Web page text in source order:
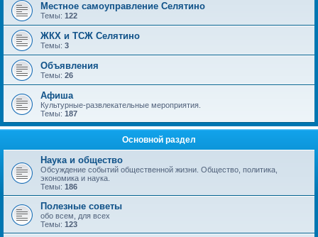
Местное самоуправление Селятино
Темы: 122
ЖКХ и ТСЖ Селятино
Темы: 3
Объявления
Темы: 26
Афиша
Культурные-развлекательные мероприятия.
Темы: 187
Основной раздел
Наука и общество
Обсуждение событий общественной жизни. Общество, политика,
экономика и наука.
Темы: 186
Полезные советы
обо всем, для всех
Темы: 123